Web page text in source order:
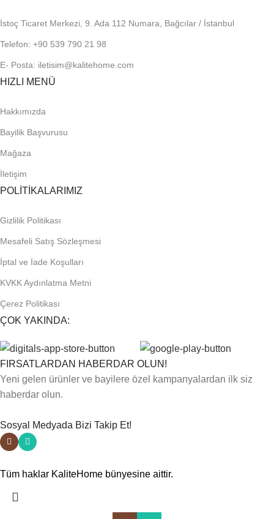
İstoç Ticaret Merkezi, 9. Ada 112 Numara, Bağcılar / İstanbul
Telefon: +90 539 790 21 98
E- Posta: iletisim@kalitehome.com
HIZLI MENÜ
Hakkımızda
Bayilik Başvurusu
Mağaza
İletişim
POLİTİKALARIMIZ
Gizlilik Politikası
Mesafeli Satış Sözleşmesi
İptal ve İade Koşulları
KVKK Aydınlatma Metni
Çerez Politikası
ÇOK YAKINDA:
FIRSATLARDAN HABERDAR OLUN!
Yeni gelen ürünler ve bayilere özel kampanyalardan ilk siz
haberdar olun.
Sosyal Medyada Bizi Takip Et!
Tüm haklar KaliteHome bünyesine aittir.